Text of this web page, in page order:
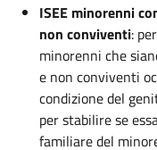
ISEE minorenni
non conviventi:
minorenni che
e non conviventi
condizione del
per stabilire se
familiare del